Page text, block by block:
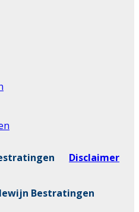
Disclaimer
Bestratingen